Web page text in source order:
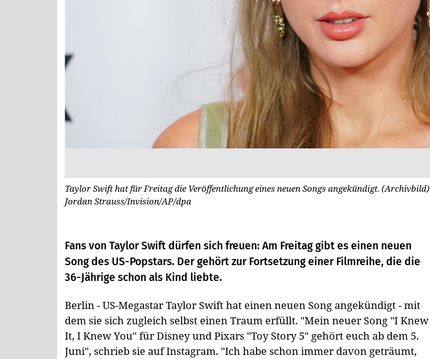
Taylor Swift hat für Freitag die Veröffentlichung eines neuen Songs angekündigt. (Archivbild)
Jordan Strauss/Invision/AP/dpa
Fans von Taylor Swift dürfen sich freuen: Am Freitag gibt es einen neuen
Song des US-Popstars. Der gehört zur Fortsetzung einer Filmreihe, die die
36-Jährige schon als Kind liebte.
Berlin - US-Megastar Taylor Swift hat einen neuen Song angekündigt - mit
dem sie sich zugleich selbst einen Traum erfüllt. "Mein neuer Song "I Knew
It, I Knew You" für Disney und Pixars "Toy Story 5" gehört euch ab dem 5.
Juni", schrieb sie auf Instagram. "Ich habe schon immer davon geträumt,